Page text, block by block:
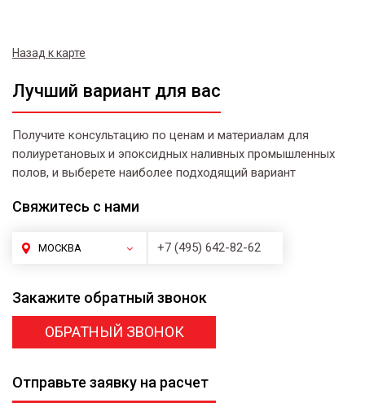
Назад к карте
Лучший вариант для вас
Получите консультацию по ценам и материалам для
полиуретановых и эпоксидных наливных промышленных
полов, и выберете наиболее подходящий вариант
Свяжитесь с нами
МОСКВА +7 (495) 642-82-62
Закажите обратный звонок
ОБРАТНЫЙ ЗВОНОК
Отправьте заявку на расчет